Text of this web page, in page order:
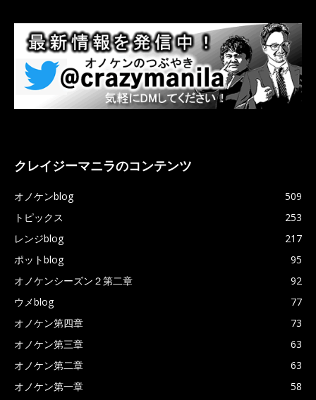
クレイジーマニラのコンテンツ
オノケンblog
509
トピックス
253
レンジblog
217
ポットblog
95
オノケンシーズン２第二章
92
ウメblog
77
オノケン第四章
73
オノケン第三章
63
オノケン第二章
63
オノケン第一章
58